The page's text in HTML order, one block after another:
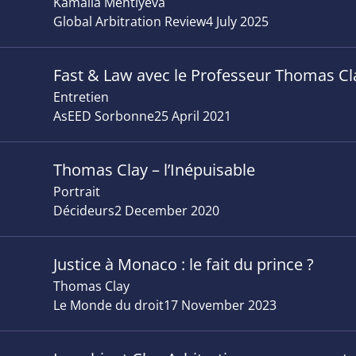
Global Arbitration Review4 July 2025
Fast & Law avec le Professeur Thomas
Entretien
AsEED Sorbonne25 April 2021
Thomas Clay – l’Inépuisable
Portrait
Décideurs2 December 2020
Justice à Monaco : le fait du prince ?
Thomas Clay
Le Monde du droit17 November 2023